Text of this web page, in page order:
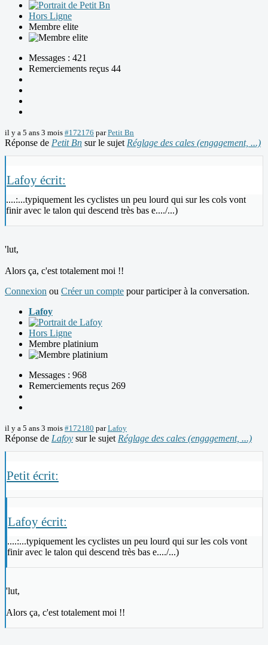
Hors Ligne
Membre elite
Messages : 421
Remerciements reçus 44
il y a 5 ans 3 mois #172176 parPetit Bn
Réponse de Petit Bn sur le sujet Réglage des cales (engagement, ...)
Lafoy écrit:
....:...typiquement les cyclistes un peu lourd qui sur les cols vont
finir avec le talon qui descend très bas e..../...)
'lut,
Alors ça, c'est totalement moi !!
Connexion ou Créer un compte pour participer à la conversation.
Lafoy
Hors Ligne
Membre platinium
Messages : 968
Remerciements reçus 269
il y a 5 ans 3 mois #172180 parLafoy
Réponse de Lafoy sur le sujet Réglage des cales (engagement, ...)
Petit écrit:
Lafoy écrit:
....:...typiquement les cyclistes un peu lourd qui sur les cols vont
finir avec le talon qui descend très bas e..../...)
'lut,
Alors ça, c'est totalement moi !!